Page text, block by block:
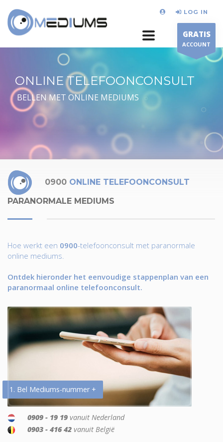
LOG IN
GRATIS
ACCOUNT
ONLINE TELEFOONCONSULT
BELLEN MET ONLINE MEDIUMS
0900 ONLINE TELEFOONCONSULT
PARANORMALE MEDIUMS
Hoe werkt een 0900-telefoonconsult met paranormale
online mediums.
Ontdek hieronder het eenvoudige stappenplan van een
paranormaal online telefoonconsult.
1. Bel Mediums-nummer +
0909 - 19 19 vanuit Nederland
0903 - 416 42 vanuit België